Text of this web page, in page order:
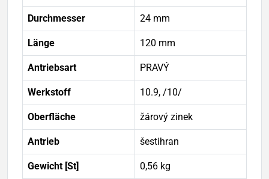
Durchmesser 24 mm
Länge 120 mm
Antriebsart PRAVÝ
Werkstoff 10.9, /10/
Oberfläche žárový zinek
Antrieb šestihran
Gewicht [St] 0,56 kg